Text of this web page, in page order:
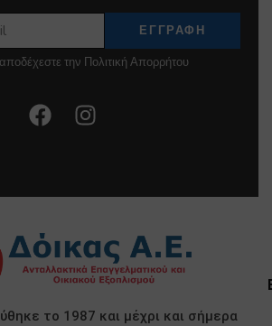
την Πολιτική Απορρήτου
το 1987 και μέχρι και σήμερα